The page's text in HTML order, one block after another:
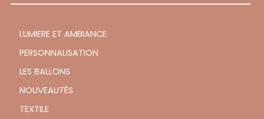
LUMIERE ET AMBIANCE
PERSONNALISATION
LES BALLONS
NOUVEAUTÉS
TEXTILE